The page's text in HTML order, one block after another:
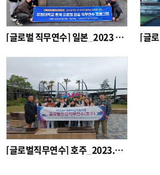
[글로벌 직무연수] 일본_2023 동계 글로벌 전공직무연수
[글로벌직무연수] 호주_2023.직무영어교육 및 직무연수프로그램